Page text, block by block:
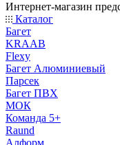
Интернет-магазин
Каталог
Багет
KRAAB
Flexy
Багет Алюминиевый
Парсек
Багет ПВХ
МОК
Команда 5+
Raund
Алформ